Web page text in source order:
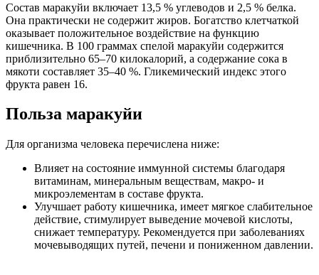
Состав маракуйи включает 13,5 % углеводов и 2,5 % белка.
Она практически не содержит жиров. Богатство клетчаткой
оказывает положительное воздействие на функцию
кишечника. В 100 граммах спелой маракуйи содержится
приблизительно 65–70 килокалорий, а содержание сока в
мякоти составляет 35–40 %. Гликемический индекс этого
фрукта равен 16.
Польза маракуйи
Для организма человека перечислена ниже:
Влияет на состояние иммунной системы благодаря
витаминам, минеральным веществам, макро- и
микроэлементам в составе фрукта.
Улучшает работу кишечника, имеет мягкое слабительное
действие, стимулирует выведение мочевой кислоты,
снижает температуру. Рекомендуется при заболеваниях
мочевыводящих путей, печени и пониженном давлении.